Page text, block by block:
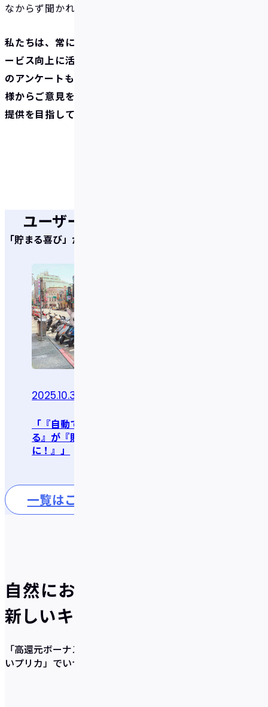
なからず聞かれました。
私たちは、常にお客様の声を大切にし、その声をサ
ービス向上に活かしていきたいと考えています。今回
のアンケートもその一環であり、今後も定期的にお客
様からご意見をいただくことで、より良いサービスの
提供を目指してまいります。
ユーザーの声
「貯まる喜び」がいっぱい！
2025.10.31
「『自動でコツコツ貯め
る』が『貯まる喜び
に！』」
一覧はこちら
自然にお得が貯まる、
新しいキャッシュレスのかたち
「高還元ボーナス×充実の貯蓄サポート機能×使いやす
いプリカ」 でいつの間にか貯まるを実現